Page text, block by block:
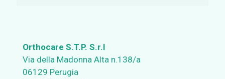
Orthocare S.T.P. S.r.l
Via della Madonna Alta n.138/a
06129 Perugia